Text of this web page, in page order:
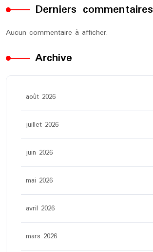
Derniers commentaires
Aucun commentaire à afficher.
Archive
août 2026
juillet 2026
juin 2026
mai 2026
avril 2026
mars 2026